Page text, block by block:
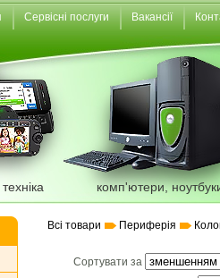
Сервісні послуги Вакансії
комп'ютери,
Всі товари Периферія
Сортувати за